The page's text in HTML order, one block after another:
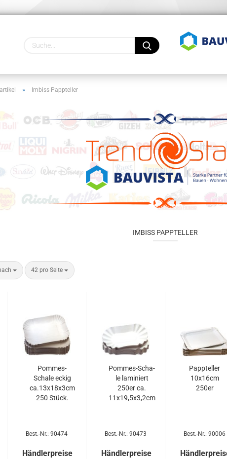
» Imbiss Pappteller
IMBISS PAPPTELLER
42 pro Seite
Pommes-​​
Scha­le eckig
ca.13x18x3cm
250 Stück.
Best.-Nr.: 90474
Händlerpreise
Pommes-​​Scha­
le la­mi­niert
250er ca.
11x19,5x3,2cm
Best.-Nr.: 90473
Händlerpreise
Papp­tel­ler
10x16cm
250er
Best.-Nr.: 90006